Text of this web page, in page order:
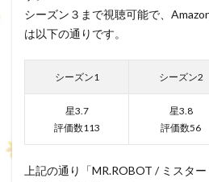
シーズン３まで視聴可能で、
は以下の通りです。
シーズン1 シーズン2
星3.7
評価数113
星3.8
評価数56
上記の通り「MR.ROBOT / ミスタ